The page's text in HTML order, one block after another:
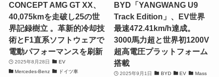
CONCEPT AMG GT XX、
40,075kmを走破し25の世
界記録樹立 。革新的冷却技
術とF1直系ソフトウェアで
電動パフォーマンスを刷新
2025年8月28日
EV
Mercedes-Benz
ドイツ車
BYD「YANGWANG U9
Track Edition」、EV世界
最速472.41km/h達成。
3000馬力超と世界初1200V
超高電圧プラットフォーム
搭載
2025年9月1日 BYD EV
Mass